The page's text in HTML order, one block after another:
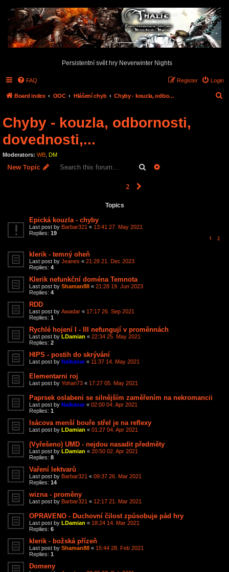
Persistentní svět hry Neverwinter Nights
FAQ Login
Register
Board index OOC Hlášení chyb Chyby - kouzla, odbornosti, dovednosti,...
Chyby - kouzla, odbornosti,
dovednosti,...
Moderators: WB DM
New Topic Search
2
Topics
Epická kouzla - chyby
Last post by Barbar321 « 13:41 27. May 2021
Replies: 19
1 2
klerik - temný oheň
Last post by Jeanes « 21:28 21. Dec 2023
Replies: 4
Klerik nefunkční doména Temnota
Last post by Shaman88 « 21:28 19. Jun 2023
Replies: 4
RDD
Last post by Awadar « 17:17 26. Sep 2021
Replies: 1
Rychlé hojení I - III nefungují v proměnnách
Last post by LDamian « 22:34 25. May 2021
Replies: 2
HIPS - postih do skrývání
Last post by Nalkanar« 11:37 14. May 2021
Elementarni roj
Last post by Yohan73 « 17:27 05. May 2021
Paprsek oslabeni se silnějším zaměřením na nekromancii
Last post by Nalkanar« 02:00 04. Apr 2021
Replies: 1
Isácova menší bouře střel je na reflexy
Last post by LDamian « 01:27 04. Apr 2021
(Vyřešeno) UMD - nejdou nasadit předměty
Last post by LDamian « 20:50 02. Apr 2021
Replies: 8
Vaření lektvarů
Last post by Barbar321 « 09:37 26. Mar 2021
Replies: 14
wizna - proměny
Last post by Barbar321 « 12:17 21. Mar 2021
OPRAVENO - Duchovní čilost způsobuje pád hry
Last post by LDamian « 18:24 14. Mar 2021
Replies: 6
klerik - božská přízeň
Last post by Shaman88 « 15:44 28. Feb 2021
Replies: 1
Domeny